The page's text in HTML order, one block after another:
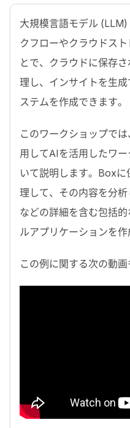
大規模言語モデル (LLM)
クフローやクラウドスト
とで、クラウドに保存
理し、インサイトを生
ステムを作成できます。
このワークショップでは
用してAIを活用したワ
いて説明します。 Boxに
理して、その内容を分
などの詳細を含む包括
ルアプリケーションを作
この例に関する次の動画